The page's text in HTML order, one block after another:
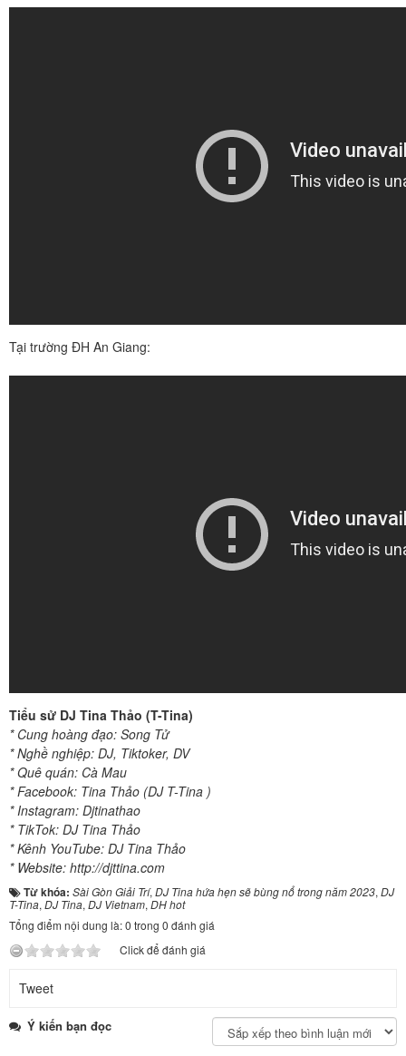
Tại trường ĐH An Giang:
Tiểu sử DJ Tina Thảo (T-Tina)
* Cung hoàng đạo: Song Tử
* Nghề nghiệp: DJ, Tiktoker, DV
* Quê quán: Cà Mau
* Facebook: Tina Thảo (DJ T-Tina )
* Instagram: Djtinathao
* TikTok: DJ Tina Thảo
* Kênh YouTube: DJ Tina Thảo
* Website: http://djttina.com
Từ khóa: Sài Gòn Giải Trí,DJ Tina hứa hẹn sẽ bùng nổ trong năm 2023,DJ
T-Tina,DJ Tina,DJ Vietnam,DH hot
Tổng điểm nội dung là: 0 trong 0 đánh giá
Click để đánh giá
Tweet
Ý kiến bạn đọc